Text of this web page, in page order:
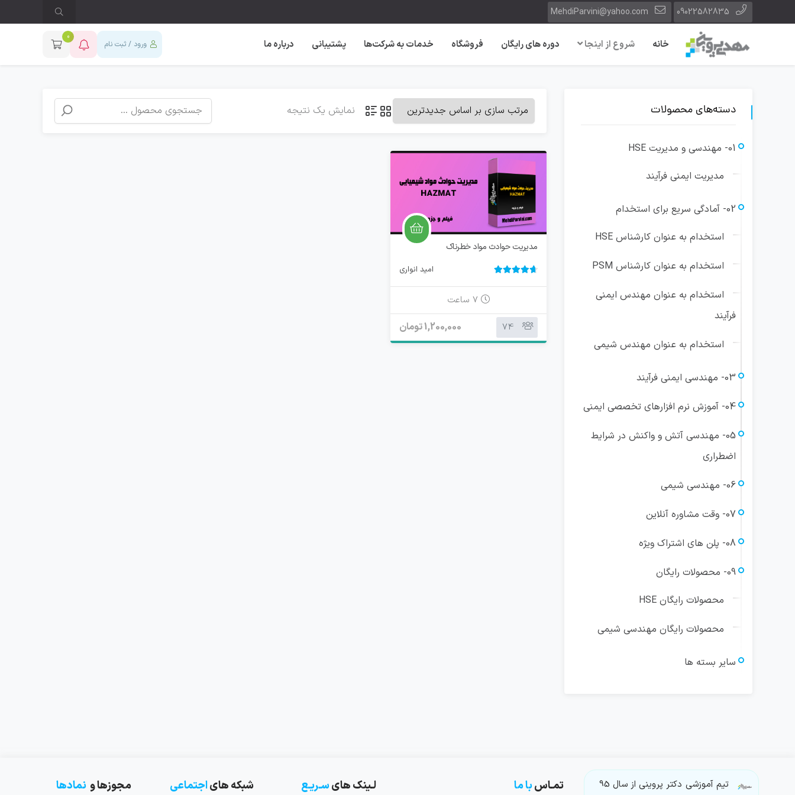
09022582835
MehdiParvini@yahoo.com
خانه شروع از اینجا دوره های رایگان فروشگاه خدمات به شرکت‌ها پشتیبانی درباره ما ورود / ثبت نام
0
نمایش یک نتیجه
مديريت حوادث مواد خطرناک
امید انواری
74
1,200,000 تومان
دسته‌های محصولات
01- مهندسی و مدیریت HSE
مدیریت ایمنی فرآیند
02- آمادگی سریع برای استخدام
استخدام به عنوان کارشناس HSE
استخدام به عنوان کارشناس PSM
استخدام به عنوان مهندس ایمنی
فرآیند
استخدام به عنوان مهندس شیمی
03- مهندسی ایمنی فرآیند
04- آموزش نرم افزارهای تخصصی ایمنی
05- مهندسی آتش و واکنش در شرایط
اضطراری
06- مهندسی شیمی
07- وقت مشاوره آنلاین
08- پلن های اشتراک ویژه
09- محصولات رایگان
محصولات رایگان HSE
محصولات رایگان مهندسی شیمی
سایر بسته ها
تیم آموزشی دکتر پروینی از سال 95 تمـاسبا ما لـینک هایسـریـع شبکه هایاجتماعی مجوزها و نمادها